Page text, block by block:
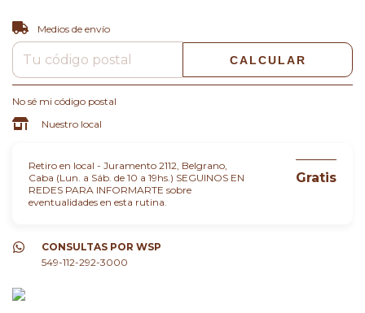
Entregas para el CP:
Medios de envío
CALCULAR
No sé mi código postal
Nuestro local
Retiro en local - Juramento 2112, Belgrano,
Caba (Lun. a Sáb. de 10 a 19hs.) SEGUINOS EN
REDES PARA INFORMARTE sobre
eventualidades en esta rutina.
Gratis
CONSULTAS POR WSP
549-112-292-3000